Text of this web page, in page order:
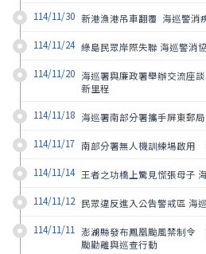
114/11/30 新港漁港吊車翻覆  海巡警消
114/11/24 綠島民眾岸際失聯 海巡警消
114/11/20 海巡署與廉政署舉辦交流座
新里程
114/11/18 海巡署南部分署攜手屏東郵
114/11/17 南部分署無人機訓練場啟用
114/11/14 王者之功橋上驚見慌張母子
114/11/12 民眾違反進入公告警戒區 海
114/11/11
澎湖縣發布鳳凰颱風禁制令
颱勸離與巡查行動